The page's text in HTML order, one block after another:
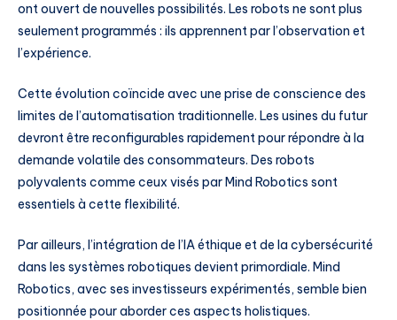
ont ouvert de nouvelles possibilités. Les robots ne sont plus
seulement programmés : ils apprennent par l’observation et
l’expérience.
Cette évolution coïncide avec une prise de conscience des
limites de l’automatisation traditionnelle. Les usines du futur
devront être reconfigurables rapidement pour répondre à la
demande volatile des consommateurs. Des robots
polyvalents comme ceux visés par Mind Robotics sont
essentiels à cette flexibilité.
Par ailleurs, l’intégration de l’IA éthique et de la cybersécurité
dans les systèmes robotiques devient primordiale. Mind
Robotics, avec ses investisseurs expérimentés, semble bien
positionnée pour aborder ces aspects holistiques.